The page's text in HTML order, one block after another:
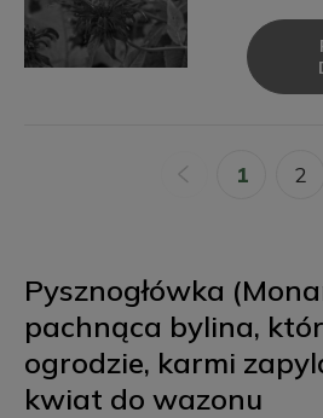
« 1 2
Pysznogłówka
pachnąca bylina,
ogrodzie, karmi
kwiat do wazonu